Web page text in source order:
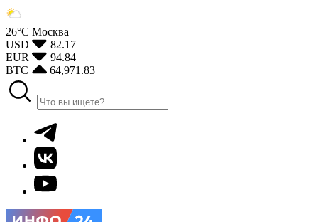
26°С Москва
USD
82.17
EUR
94.84
BTC
64,971.83